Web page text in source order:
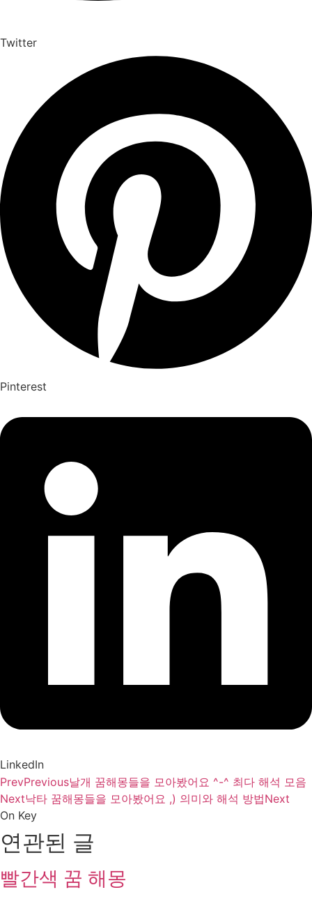
Twitter
Pinterest
LinkedIn
PrevPrevious날개 꿈해몽들을 모아봤어요 ^-^ 최다 해석 모음
Next낙타 꿈해몽들을 모아봤어요 ,) 의미와 해석 방법Next
On Key
연관된 글
빨간색 꿈 해몽